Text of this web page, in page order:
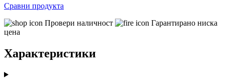
Сравни продукта
Провери наличност
Гарантирано ниска
цена
Характеристики